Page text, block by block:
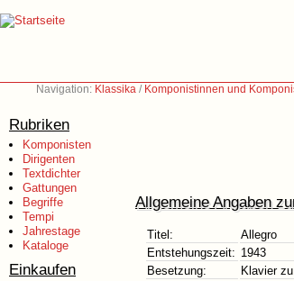
Navigation: Klassika / Komponistinnen und
Rubriken
Komponisten
Dirigenten
Textdichter
Gattungen
Begriffe
Tempi
Jahrestage
Kataloge
Einkaufen
Allgemeine Angaben
Titel:
Allegro
Entstehungszeit: 1943
Besetzung:
Klavier